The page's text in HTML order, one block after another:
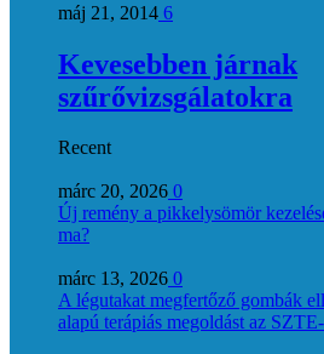
máj 21, 2014 6
Kevesebben járnak
szűrővizsgálatokra
Recent
márc 20, 2026 0
Új remény a pikkelysömör
ma?
márc 13, 2026 0
A légutakat megfertőző gombák
alapú terápiás megoldást az